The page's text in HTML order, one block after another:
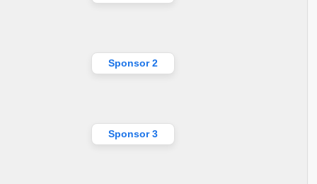
Sponsor 2
Sponsor 3